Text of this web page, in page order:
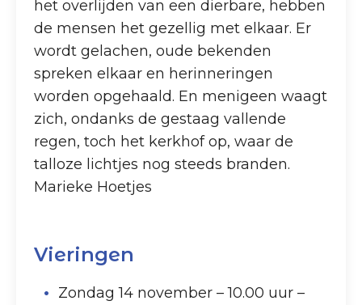
het overlijden van een dierbare, hebben
de mensen het gezellig met elkaar. Er
wordt gelachen, oude bekenden
spreken elkaar en herinneringen
worden opgehaald. En menigeen waagt
zich, ondanks de gestaag vallende
regen, toch het kerkhof op, waar de
talloze lichtjes nog steeds branden.
Marieke Hoetjes
Vieringen
Zondag 14 november – 10.00 uur –